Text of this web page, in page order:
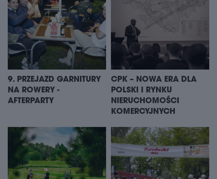
9. PRZEJAZD GARNITURY
NA ROWERY -
AFTERPARTY
CPK – NOWA ERA DLA
POLSKI I RYNKU
NIERUCHOMOŚCI
KOMERCYJNYCH